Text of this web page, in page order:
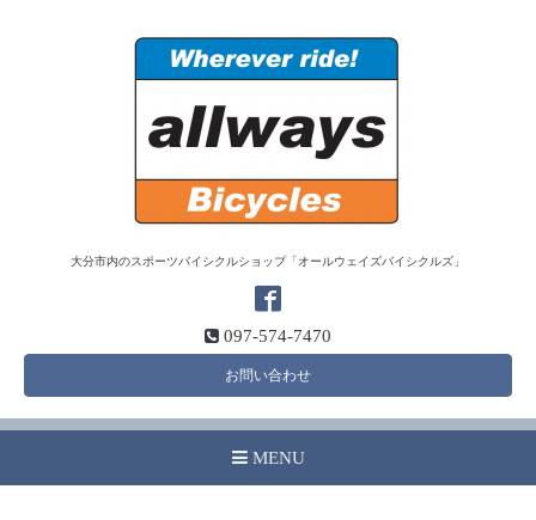
大分市内のスポーツバイシクルショップ「オールウェイズバイシクルズ」
097-574-7470
お問い合わせ
MENU